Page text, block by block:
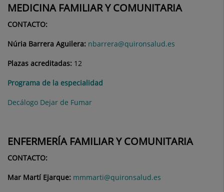
MEDICINA FAMILIAR Y COMUNITARIA
CONTACTO:
Núria Barrera Aguilera: nbarrera@quironsalud.es
Plazas acreditadas: 12
Programa de la especialidad
Decálogo Dejar de Fumar
ENFERMERÍA FAMILIAR Y COMUNITARIA
CONTACTO:
Mar Martí Ejarque: mmmarti@quironsalud.es